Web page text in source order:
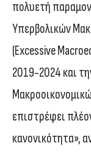
πολυετή
Υπερβολικών
(Excessive
2019-2024 και
επιστρέφει
κανονικότητα»,